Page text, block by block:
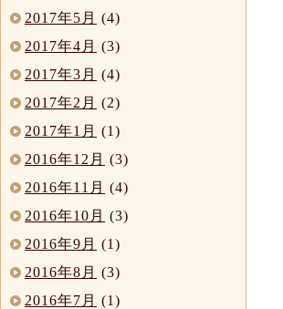
2017年5月 (4)
2017年4月 (3)
2017年3月 (4)
2017年2月 (2)
2017年1月 (1)
2016年12月 (3)
2016年11月 (4)
2016年10月 (3)
2016年9月 (1)
2016年8月 (3)
2016年7月 (1)